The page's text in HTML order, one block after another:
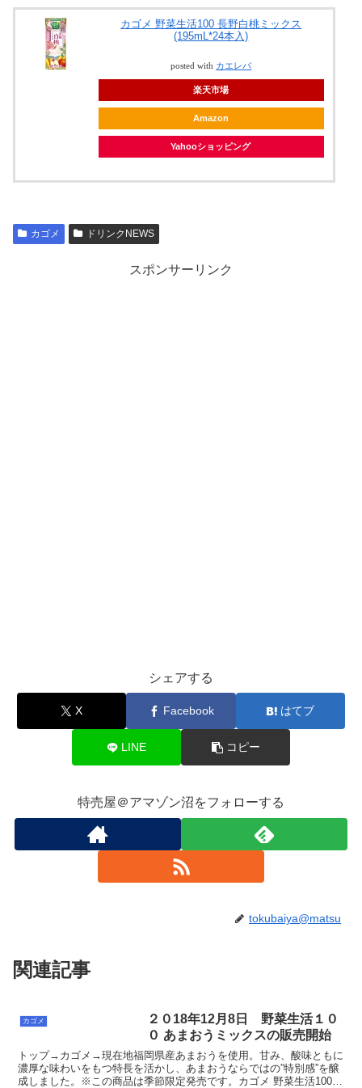
カゴメ 野菜生活100 長野白桃ミックス
(195mL*24本入)
posted with カエレバ
楽天市場
Amazon
Yahooショッピング
カゴメ ドリンクNEWS
スポンサーリンク
シェアする
X Facebook はてブ
LINE コピー
特売屋＠アマゾン沼をフォローする
tokubaiya@matsu
関連記事
カゴメ
２０18年12月8日 野菜生活１０
０ あまおうミックスの販売開始
トップ→カゴメ→現在地福岡県産あまおうを使用。甘み、酸味ともに
濃厚な味わいをもつ特長を活かし、あまおうならではの”特別感”を醸
成しました。※この商品は季節限定発売です。カゴメ 野菜生活100